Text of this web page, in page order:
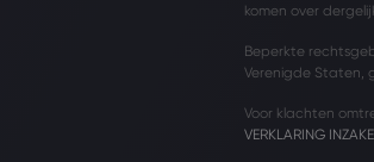
komen over
Beperkte
Verenigde Staten,
Voor klachten
VERKLARING